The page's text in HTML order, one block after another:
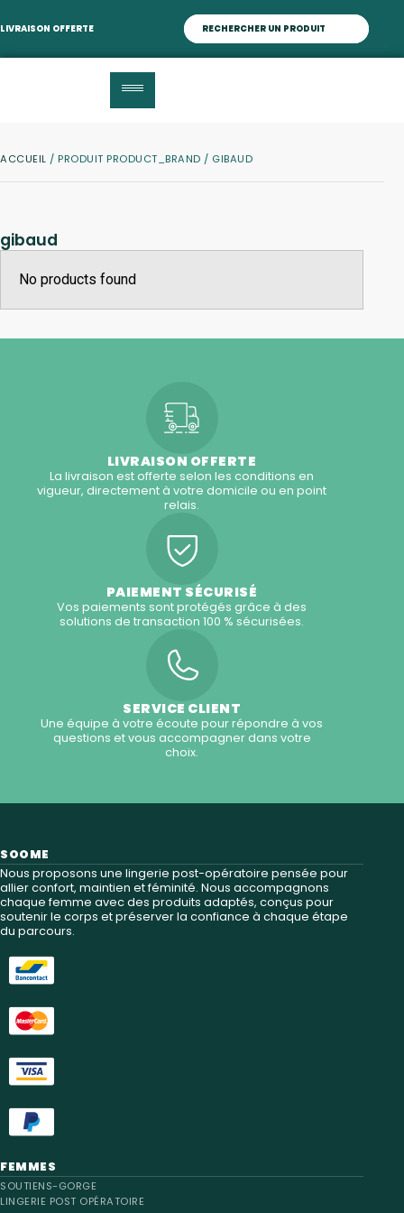
LIVRAISON OFFERTE
ACCUEIL / PRODUIT PRODUCT_BRAND / GIBAUD
gibaud
No products found
LIVRAISON OFFERTE
La livraison est offerte selon les conditions en
vigueur, directement à votre domicile ou en point
relais.
PAIEMENT SÉCURISÉ
Vos paiements sont protégés grâce à des
solutions de transaction 100 % sécurisées.
SERVICE CLIENT
Une équipe à votre écoute pour répondre à vos
questions et vous accompagner dans votre
choix.
FEMMES
SOUTIENS-GORGE
LINGERIE POST OPÉRATOIRE
SOOME
Nous proposons une lingerie post-opératoire pensée pour
allier confort, maintien et féminité. Nous accompagnons
chaque femme avec des produits adaptés, conçus pour
soutenir le corps et préserver la confiance à chaque étape
du parcours.